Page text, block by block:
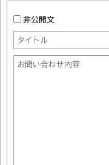
非公開文